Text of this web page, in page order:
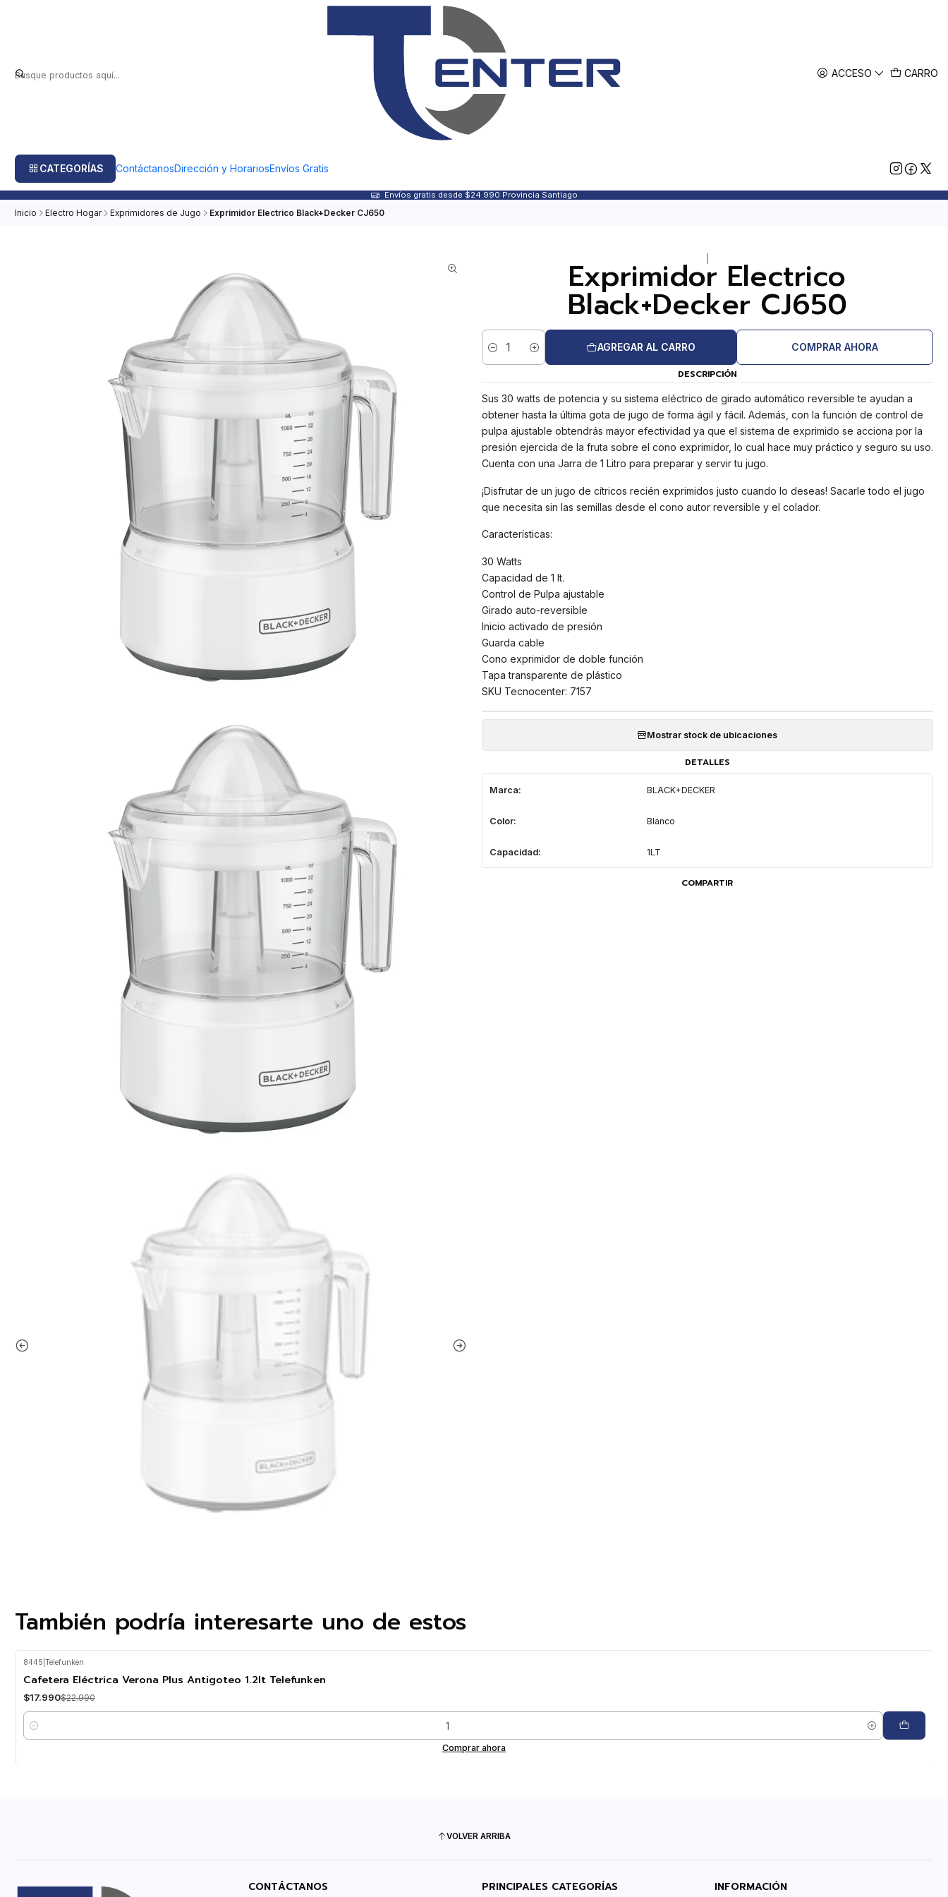
ACCESO CARRO
CATEGORÍAS ContáctanosDirección y HorariosEnvíos Gratis
Envíos gratis desde $24.990 Provincia Santiago
Inicio Electro Hogar Exprimidores de Jugo Exprimidor Electrico Black+Decker CJ650
Exprimidor Electrico
Black+Decker CJ650
Cantidad
AGREGAR AL CARRO COMPRAR AHORA
DESCRIPCIÓN
Sus 30 watts de potencia y su sistema eléctrico de girado automático reversible te ayudan a
obtener hasta la última gota de jugo de forma ágil y fácil. Además, con la función de control de
pulpa ajustable obtendrás mayor efectividad ya que el sistema de exprimido se acciona por la
presión ejercida de la fruta sobre el cono exprimidor, lo cual hace muy práctico y seguro su uso.
Cuenta con una Jarra de 1 Litro para preparar y servir tu jugo.
¡Disfrutar de un jugo de cítricos recién exprimidos justo cuando lo deseas! Sacarle todo el jugo
que necesita sin las semillas desde el cono autor reversible y el colador.
Características:
30 Watts
Capacidad de 1 lt.
Control de Pulpa ajustable
Girado auto-reversible
Inicio activado de presión
Guarda cable
Cono exprimidor de doble función
Tapa transparente de plástico
SKU Tecnocenter: 7157
Mostrar stock de ubicaciones
DETALLES
Marca: BLACK+DECKER
Color: Blanco
Capacidad: 1LT
COMPARTIR
También podría interesarte uno de estos
-22% OFF
8445 Telefunken
Cafetera Eléctrica Verona Plus Antigoteo 1.2lt Telefunken
$17.990$22.990
Cantidad
Comprar ahora
VOLVER ARRIBA
CONTÁCTANOS PRINCIPALES CATEGORÍAS INFORMACIÓN